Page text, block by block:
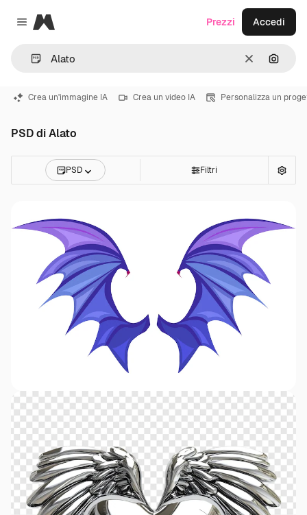
Close menu
Magnific
CancellaCerca
Prezzi Accedi
Crea un'immagine IA Crea un video IA Personalizza un
PSD di Alato
PSD Filtri